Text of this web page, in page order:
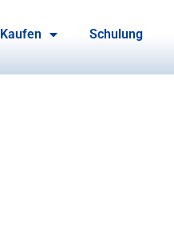
Kaufen Schulung